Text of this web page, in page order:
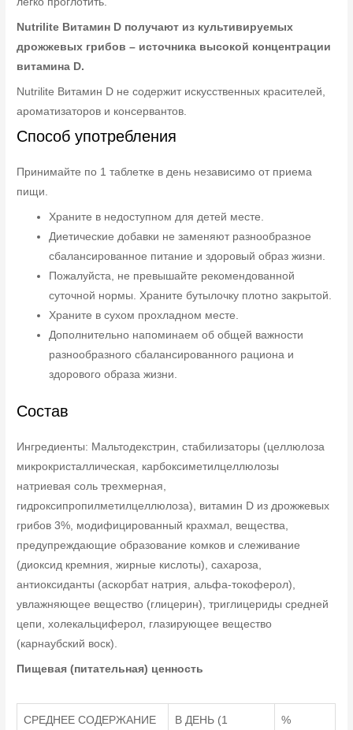
Nutrilite Витамин D получают из культивируемых
дрожжевых грибов – источника высокой концентрации
витамина D.
Nutrilite Витамин D не содержит искусственных красителей,
ароматизаторов и консервантов.
Способ употребления
Принимайте по 1 таблетке в день независимо от приема
пищи.
Храните в недоступном для детей месте.
Диетические добавки не заменяют разнообразное
сбалансированное питание и здоровый образ жизни.
Пожалуйста, не превышайте рекомендованной
суточной нормы. Храните бутылочку плотно закрытой.
Храните в сухом прохладном месте.
Дополнительно напоминаем об общей важности
разнообразного сбалансированного рациона и
здорового образа жизни.
Состав
Ингредиенты: Мальтодекстрин, стабилизаторы (целлюлоза
микрокристаллическая, карбоксиметилцеллюлозы
натриевая соль трехмерная,
гидроксипропилметилцеллюлоза), витамин D из дрожжевых
грибов 3%, модифицированный крахмал, вещества,
предупреждающие образование комков и слеживание
(диоксид кремния, жирные кислоты), сахароза,
антиоксиданты (аскорбат натрия, альфа-токоферол),
увлажняющее вещество (глицерин), триглицериды средней
цепи, холекальциферол, глазирующее вещество
(карнаубский воск).
Пищевая (питательная) ценность
СРЕДНЕЕ СОДЕРЖАНИЕ
В ДЕНЬ (1
%